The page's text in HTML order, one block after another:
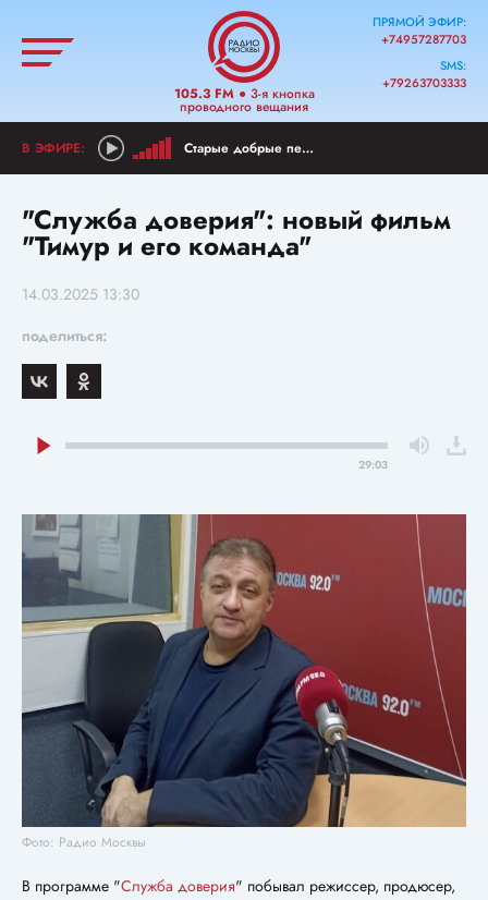
105.3 FM● 3-я кнопка
проводного вещания
ПРЯМОЙ ЭФИР:
+74957287703
SMS:
+79263703333
Старые добрые песни
"Служба доверия": новый фильм
"Тимур и его команда"
14.03.2025 13:30
поделиться:
29:03
Фото: Радио Москвы
В программе "Служба доверия" побывал режиссер, продюсер,